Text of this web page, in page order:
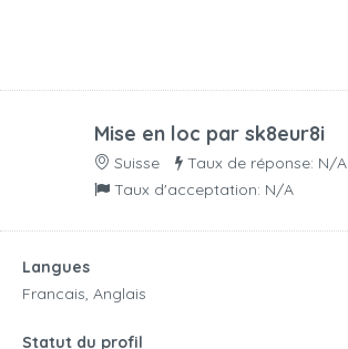
Mise en loc par sk8eur8i
Suisse
Taux de réponse: N/A
Taux d'acceptation: N/A
Langues
Francais, Anglais
Statut du profil